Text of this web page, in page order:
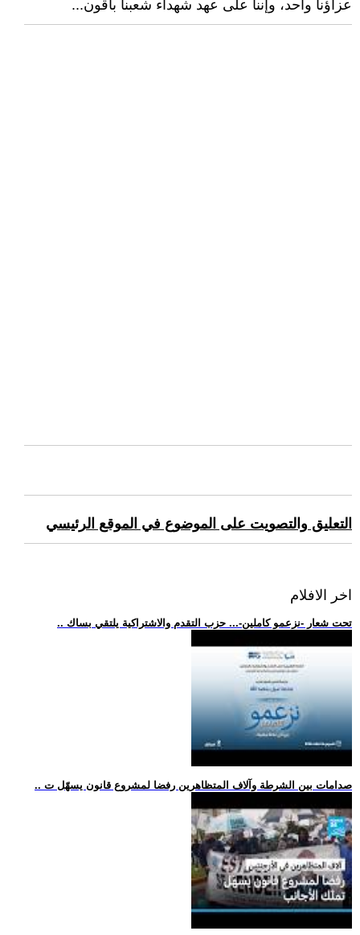
عزاؤنا واحد، وإننا على عهد شهداء شعبنا باقون...
التعليق والتصويت على الموضوع في الموقع الرئيسي
اخر الافلام
.. تحت شعار -نزعمو كاملين-... حزب التقدم والاشتراكية يلتقي بساك
.. صدامات بين الشرطة وآلاف المتظاهرين رفضا لمشروع قانون يسهّل ت